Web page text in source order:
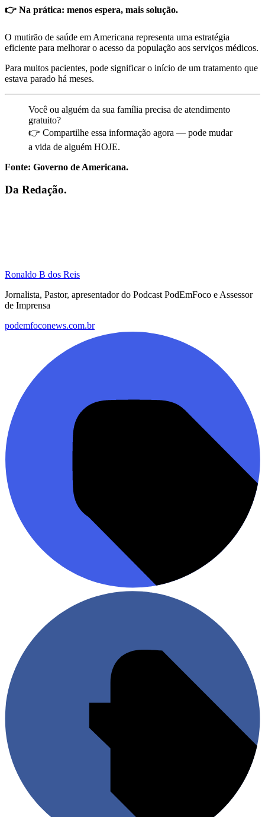
👉 Na prática: menos espera, mais solução.
O mutirão de saúde em Americana representa uma estratégia
eficiente para melhorar o acesso da população aos serviços médicos.
Para muitos pacientes, pode significar o início de um tratamento que
estava parado há meses.
Você ou alguém da sua família precisa de atendimento
gratuito?
👉 Compartilhe essa informação agora — pode mudar
a vida de alguém HOJE.
Fonte: Governo de Americana.
Da Redação.
Ronaldo B dos Reis
Jornalista, Pastor, apresentador do Podcast PodEmFoco e Assessor
de Imprensa
podemfoconews.com.br